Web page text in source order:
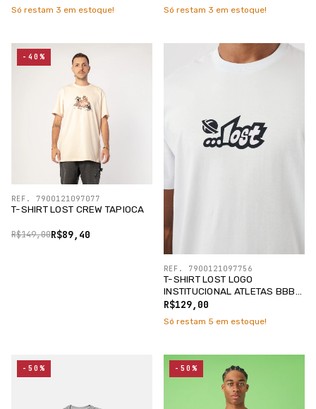
Só restam 3 em estoque! Só restam 3 em estoque!
T-SHIRT LOST CREW TAPIOCA
R$89,40
R$149,00
REF. 7900121097077
-40%
T-SHIRT LOST LOGO
INSTITUCIONAL ATLETAS BBB
/SILK PRETO
R$129,00
REF. 7900121097756
Só restam 5 em estoque!
-50% -50%